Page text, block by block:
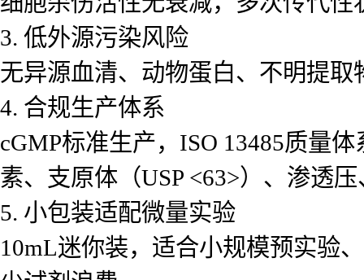
3. 低外源污染风险
无异源血清、动物蛋白、不明提
4. 合规生产体系
cGMP标准生产，ISO 13485质量
素、支原体（USP <63>）、渗透
5. 小包装适配微量实验
10mL迷你装，适合小规模预实验